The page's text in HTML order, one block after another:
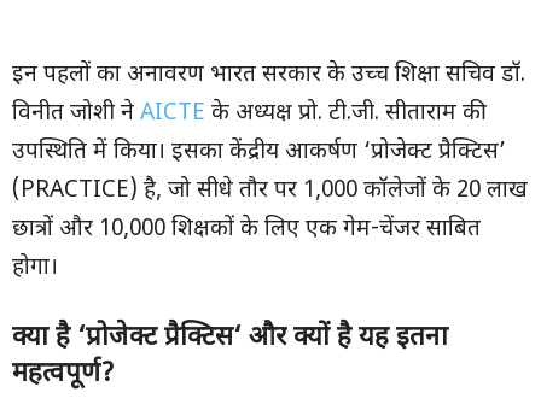
इन पहलों का अनावरण भारत सरकार के उच्च शिक्षा सचिव डॉ.
विनीत जोशी ने AICTE के अध्यक्ष प्रो. टी.जी. सीताराम की
उपस्थिति में किया। इसका केंद्रीय आकर्षण ‘प्रोजेक्ट प्रैक्टिस’
(PRACTICE) है, जो सीधे तौर पर 1,000 कॉलेजों के 20 लाख
छात्रों और 10,000 शिक्षकों के लिए एक गेम-चेंजर साबित
होगा।
क्या है ‘प्रोजेक्ट प्रैक्टिस‘ और क्यों है यह इतना
महत्वपूर्ण?